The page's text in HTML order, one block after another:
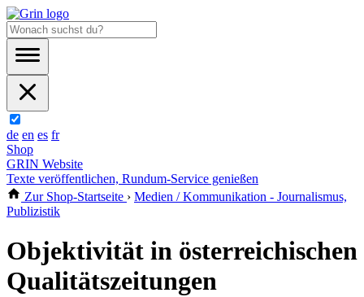
de en es fr
Shop
GRIN Website
Texte veröffentlichen, Rundum-Service genießen
Zur Shop-Startseite › Medien / Kommunikation - Journalismus,
Publizistik
Objektivität in österreichischen
Qualitätszeitungen